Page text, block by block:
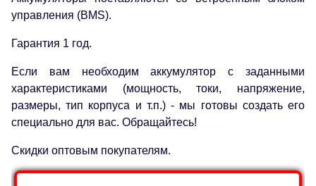
управления (BMS).
Гарантия 1 год.
Если вам необходим аккумулятор с заданными
характеристиками (мощность, токи, напряжение,
размеры, тип корпуса и т.п.) - мы готовы создать его
специально для вас. Обращайтесь!
Скидки оптовым покупателям.